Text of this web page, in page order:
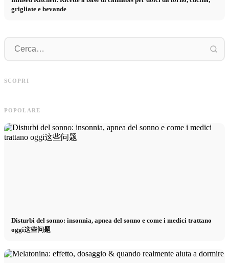
grigliate e bevande
SCOPRI
grazie al marketing online mirato
POPOLARE
Disturbi del sonno: insonnia, apnea del sonno e come i medici trattano
oggi这些问题